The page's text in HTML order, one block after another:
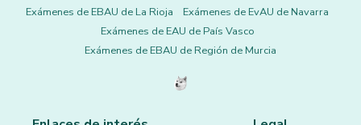
Exámenes de EBAU de La Rioja
Exámenes de EvAU de Navarra
Exámenes de EAU de País Vasco
Exámenes de EBAU de Región de Murcia